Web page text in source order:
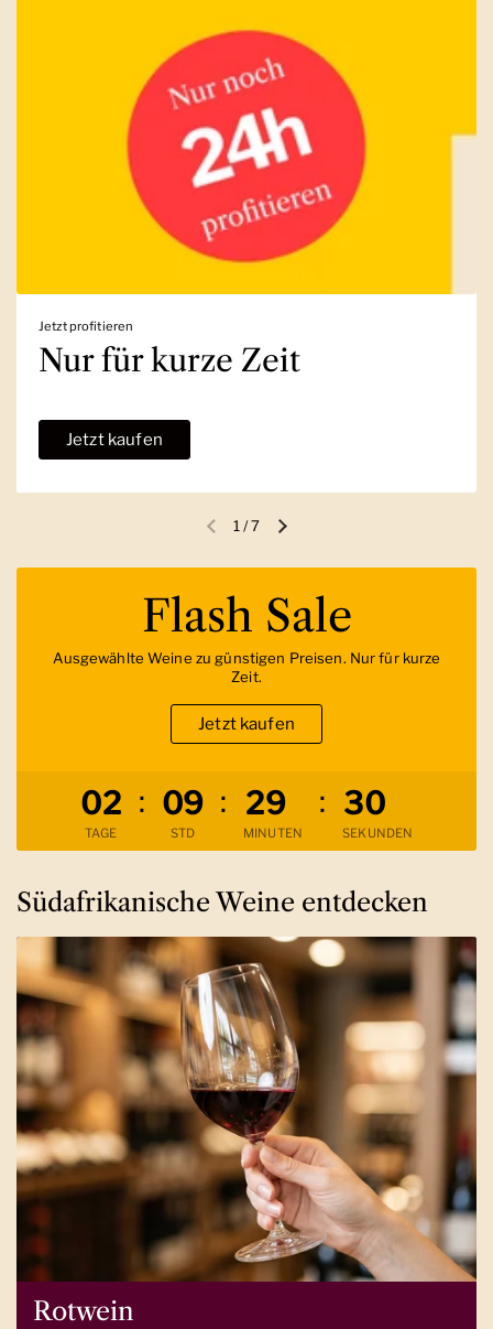
Jetzt profitieren
Nur für kurze Zeit
Jetzt kaufen
Vorherige FolieNächste Folie
1 /7
Verbleibende Zeit
02
TAGE
: 09
STD
: 29
MINUTEN
: 29
SEKUNDEN
Flash Sale
Ausgewählte Weine zu günstigen Preisen. Nur für kurze
Zeit.
Jetzt kaufen
Südafrikanische Weine entdecken
Rotwein